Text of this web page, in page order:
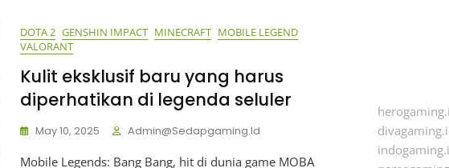
DOTA 2 GENSHIN IMPACT MINECRAFT MOBILE LEGEND
VALORANT
Kulit eksklusif baru yang harus
diperhatikan di legenda seluler
May 10, 2025 Admin@sedapgaming.id
Mobile Legends: Bang Bang, hit di dunia game MOBA